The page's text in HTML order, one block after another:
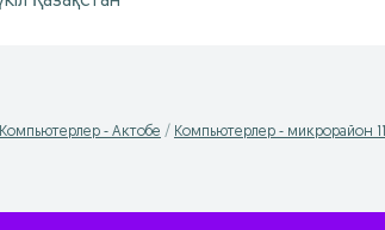
Компьютерлер - Актобе Компьютерлер - микрорайон 11